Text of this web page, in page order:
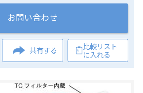
お問い合わせ
共有する
比較リスト
に入れる